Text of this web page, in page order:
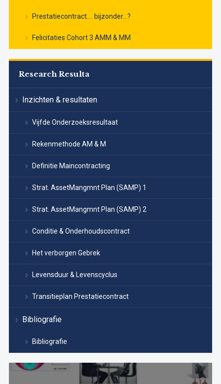
Prestatiecontract…. bijzonder…?
Felicitaties Cohort 3 AMM & MM
Research Resulta
Inzichten & resultaten
Vijfde Onderzoeksresultaat
Rekenmethode AM & M
Definitie Maincontracting
Strat. AssetMangmnt Plan (SAMP) 1
Strat. AssetMangmnt Plan (SAMP) 2
Conditie & Onderhoudscontract
Het verborgen Gebrek
Levensduur & Levenscyclus
Transitieplan Prestatiecontract
Bibliografie
Bibliografie